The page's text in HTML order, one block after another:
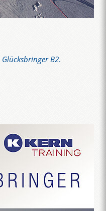
Glücksbringer B2.